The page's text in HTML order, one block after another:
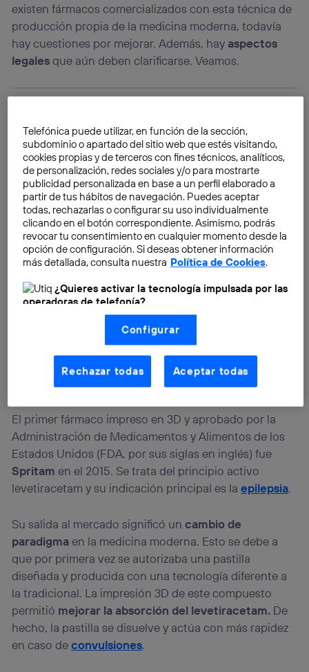
existen fármacos comercializados con esta técnica de
producción propia de la medicina moderna, todavía
hay cuestiones por mejorar. Además, hay aspectos
legalesque aún deben clarificarse. Veamos.
La reciente historia de los
medicamentos 3D en la medicina
El primer fármaco impreso en 3D y aprobado por la
Administración de Medicamentos y Alimentos de los
Estados Unidos (FDA, por sus siglas en inglés) fue
Spritam en el 2015. Se trata del principio activo
levetiracetam y su indicación principal es laepilepsia.
Su salida al mercado significó uncambio de
paradigmaen la medicina moderna. Esto se debe a
que por primera vez se autorizaba una pastilla
diseñada y producida con una tecnología diferente a
la tradicional. La impresión 3D de este compuesto
permitió mejorar la absorción del levetiracetam. De
hecho, la pastilla se disuelve y actúa con más rapidez
en caso deconvulsiones.
Telefónica puede utilizar, en función de la sección,
subdominio o apartado del sitio web que estés visitando,
cookies propias y de terceros con fines técnicos, analíticos,
de personalización, redes sociales y/o para mostrarte
publicidad personalizada en base a un perfil elaborado a
partir de tus hábitos de navegación. Puedes aceptar
todas, rechazarlas o configurar su uso individualmente
clicando en el botón correspondiente. Asimismo, podrás
revocar tu consentimiento en cualquier momento desde la
opción de configuración. Si deseas obtener información
más detallada, consulta nuestra Política de Cookies.
¿Quieres activar la tecnología impulsada por las
operadoras de telefonía?
Nosotros, Telefónica S.A., utilizamos la tecnología Utiq para
realizar nuestras acciones de marketing digital o análisis
(como se describe en este aviso de consentimiento)
basadas en tu navegación en nuestra(s) web(s)
aquí(solo cuando utilizas una conexión a
internet habilitada , proporcionada por una de las
operadoras de telefonía participantes, y otorgas tu
La tecnología Utiq está diseñada con la privacidad como
prioridad ofreciéndote elección y control.
La tecnología utiliza un identificador cifrado creado por tu
operadora de telefonía
, utilizando tu dirección IP y otra
información de la cuenta de cliente de
telecomunicaciones vinculada a la conexión que utilizas
Este identificador se asigna a la conexión de internet, por lo
que cualquier persona que conecte su dispositivo y
consienta el uso de la tecnología recibirá el mismo
identificador. Típicamente:
Si utilizas unaconexión de banda ancha(p. ej., Wi-Fi),
el marketing o análisis se realizará en función de las
actividades de navegación de los miembros del hogar
que hayan dado su consentimiento.
Si utilizas
datos móviles
, el marketing será más
personalizado, ya que se basará únicamente en la
Configurar
Rechazar todas Aceptar todas